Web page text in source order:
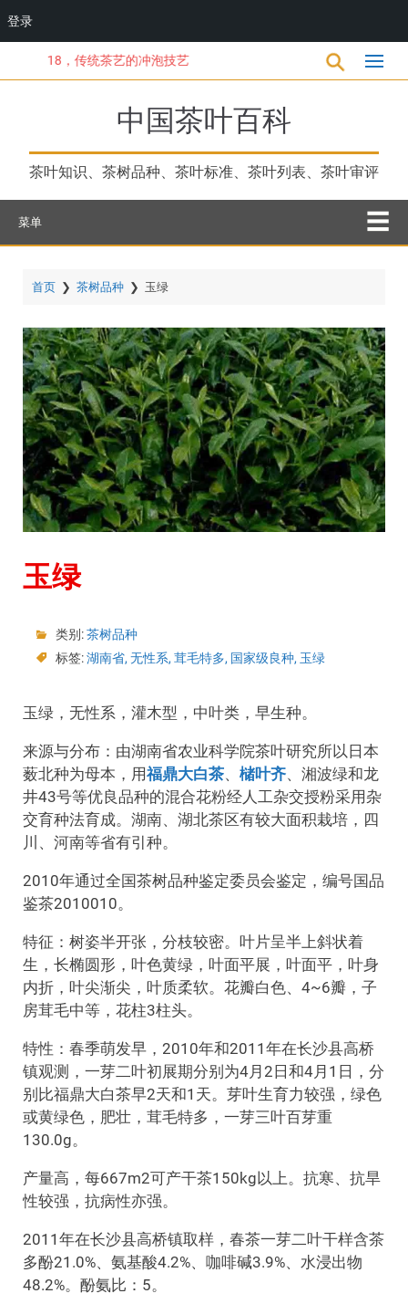
到
18，传统茶艺的冲泡技艺
中国茶叶百科
茶叶知识、茶树品种、茶叶标准、茶叶列表、茶叶审评
菜单
首页 ❯ 茶树品种 ❯ 玉绿
玉绿
类别:茶树品种
标签:湖南省, 无性系, 茸毛特多, 国家级良种, 玉绿
玉绿，无性系，灌木型，中叶类，早生种。
来源与分布：由湖南省农业科学院茶叶研究所以日本
薮北种为母本，用福鼎大白茶、 槠叶齐、湘波绿和龙
井43号等优良品种的混合花粉经人工杂交授粉采用杂
交育种法育成。湖南、湖北茶区有较大面积栽培，四
川、河南等省有引种。
2010年通过全国茶树品种鉴定委员会鉴定，编号国品
鉴茶2010010。
特征：树姿半开张，分枝较密。叶片呈半上斜状着
生，长椭圆形，叶色黄绿，叶面平展，叶面平，叶身
内折，叶尖渐尖，叶质柔软。花瓣白色、4~6瓣，子
房茸毛中等，花柱3柱头。
特性：春季萌发早，2010年和2011年在长沙县高桥
镇观测，一芽二叶初展期分别为4月2日和4月1日，分
别比福鼎大白茶早2天和1天。芽叶生育力较强，绿色
或黄绿色，肥壮，茸毛特多，一芽三叶百芽重
130.0g。
产量高，每667m2可产干茶150kg以上。抗寒、抗旱
性较强，抗病性亦强。
2011年在长沙县高桥镇取样，春茶一芽二叶干样含茶
多酚21.0%、氨基酸4.2%、咖啡碱3.9%、水浸出物
48.2%。酚氨比：5。
登录